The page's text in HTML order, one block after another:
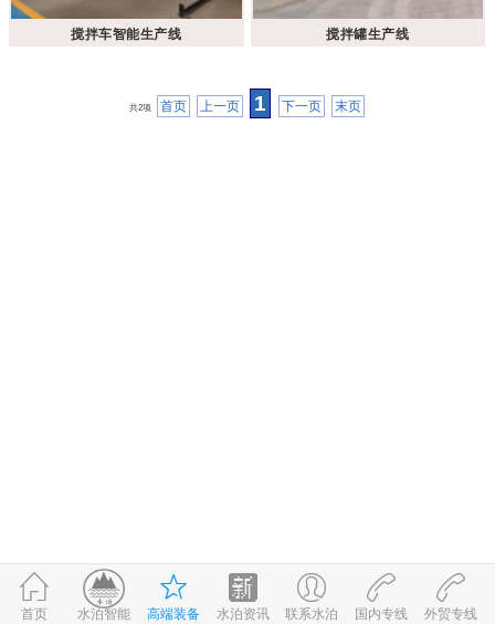
搅拌车智能生产线 搅拌罐生产线
共2项 首页 上一页 1 下一页 末页
©2017-2026水泊智能 鲁ICP备09059980号-1 鲁公网安备 37083202370898号
首页 水泊智能 高端装备 水泊资讯 联系水泊 国内专线 外贸专线